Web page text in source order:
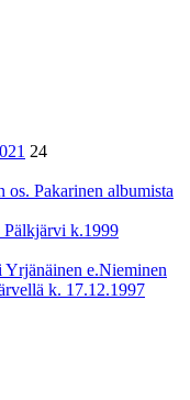
24
Pakarinen albumista
k.1999
e.Nieminen
k. 17.12.1997